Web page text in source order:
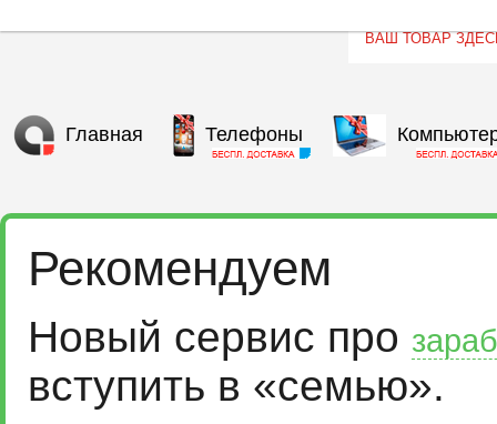
Главная Телефоны
Рекомендуем
Новый сервис про
вступить в «семью».